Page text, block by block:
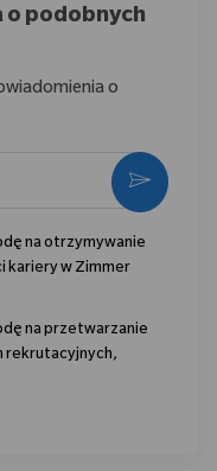
podobnych
o
na otrzymywanie
kariery w Zimmer
na przetwarzanie
rekrutacyjnych,